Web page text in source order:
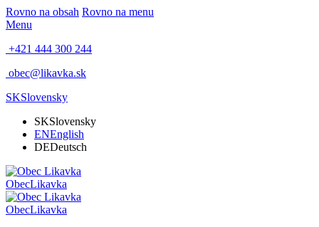
Rovno na obsah Rovno na menu
Menu
+421 444 300 244
obec@likavka.sk
SKSlovensky
SKSlovensky
ENEnglish
DEDeutsch
ObecLikavka
ObecLikavka